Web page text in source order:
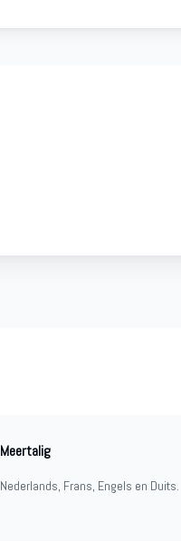
Meertalig
Nederlands, Frans, Engels en Duits.